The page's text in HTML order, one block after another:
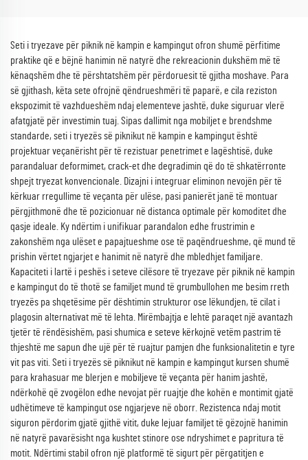
Seti i tryezave për piknik në kampin e kampingut ofron shumë përfitime
praktike që e bëjnë hanimin në natyrë dhe rekreacionin dukshëm më të
kënaqshëm dhe të përshtatshëm për përdoruesit të gjitha moshave. Para
së gjithash, këta sete ofrojnë qëndrueshmëri të paparë, e cila reziston
ekspozimit të vazhdueshëm ndaj elementeve jashtë, duke siguruar vlerë
afatgjatë për investimin tuaj. Sipas dallimit nga mobiljet e brendshme
standarde, seti i tryezës së piknikut në kampin e kampingut është
projektuar veçanërisht për të rezistuar penetrimet e lagështisë, duke
parandaluar deformimet, crack-et dhe degradimin që do të shkatërronte
shpejt tryezat konvencionale. Dizajni i integruar eliminon nevojën për të
kërkuar rregullime të veçanta për ulëse, pasi panierët janë të montuar
përgjithmonë dhe të pozicionuar në distanca optimale për komoditet dhe
qasje ideale. Ky ndërtim i unifikuar parandalon edhe frustrimin e
zakonshëm nga ulëset e papajtueshme ose të paqëndrueshme, që mund të
prishin vërtet ngjarjet e hanimit në natyrë dhe mbledhjet familjare.
Kapaciteti i lartë i peshës i seteve cilësore të tryezave për piknik në kampin
e kampingut do të thotë se familjet mund të grumbullohen me besim rreth
tryezës pa shqetësime për dështimin strukturor ose lëkundjen, të cilat i
plagosin alternativat më të lehta. Mirëmbajtja e lehtë paraqet një avantazh
tjetër të rëndësishëm, pasi shumica e seteve kërkojnë vetëm pastrim të
thjeshtë me sapun dhe ujë për të ruajtur pamjen dhe funksionalitetin e tyre
vit pas viti. Seti i tryezës së piknikut në kampin e kampingut kursen shumë
para krahasuar me blerjen e mobiljeve të veçanta për hanim jashtë,
ndërkohë që zvogëlon edhe nevojat për ruajtje dhe kohën e montimit gjatë
udhëtimeve të kampingut ose ngjarjeve në oborr. Rezistenca ndaj motit
siguron përdorim gjatë gjithë vitit, duke lejuar familjet të gëzojnë hanimin
në natyrë pavarësisht nga kushtet stinore ose ndryshimet e papritura të
motit. Ndërtimi stabil ofron një platformë të sigurt për përgatitjen e